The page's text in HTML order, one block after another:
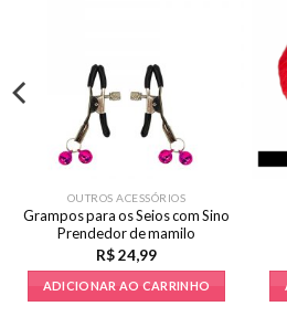
OUTROS ACESSÓRIOS
Grampos para os Seios com Sino
Prendedor de mamilo
R$24,99
ADICIONAR AO CARRINHO